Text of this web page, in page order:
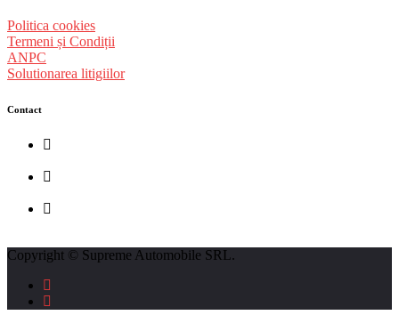
Politica cookies
Termeni și Condiții
ANPC
Solutionarea litigiilor
Contact
Copyright © Supreme Automobile SRL.